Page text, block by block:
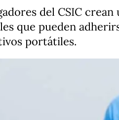
del CSIC
que pueden
portátiles.